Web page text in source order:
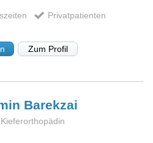
Privatpatienten
Zum Profil
Barekzai